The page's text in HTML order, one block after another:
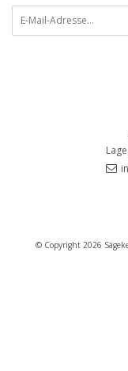
© Copyright 2026